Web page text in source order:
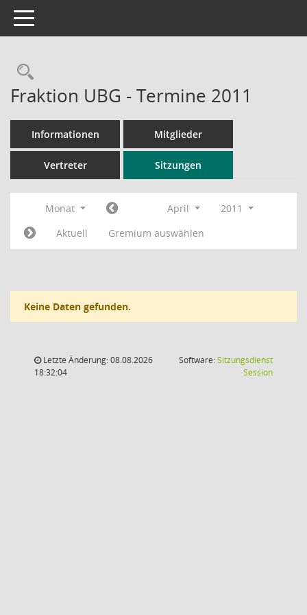
Toggle navigation
Rechercheauswahl
Fraktion UBG - Termine 2011
Informationen Mitglieder
Vertreter Sitzungen
Monat April
2011
Aktuell
Gremium auswählen
Keine Daten gefunden.
Letzte Änderung: 08.08.2026
18:32:04
Software:Sitzungsdienst
Session(Wird in